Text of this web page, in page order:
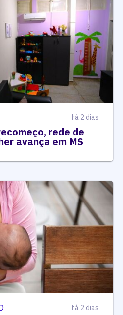
há 2 dias
rede de
avança em MS
há 2 dias